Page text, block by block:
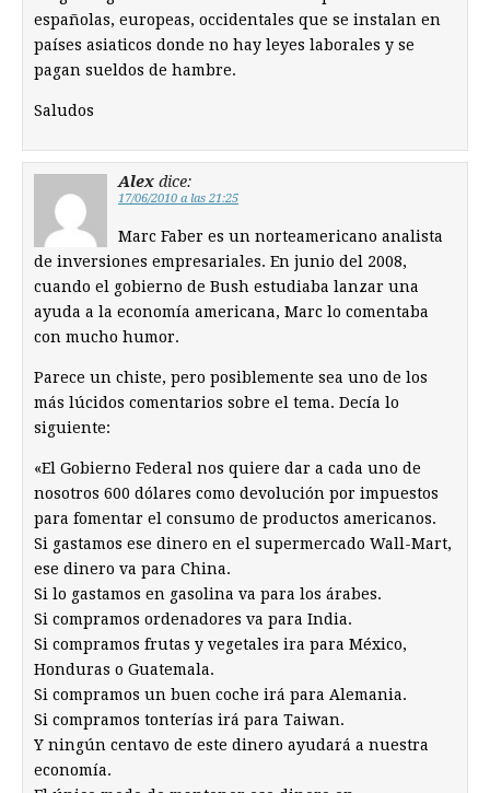
españolas, europeas, occidentales que se instalan en
países asiaticos donde no hay leyes laborales y se
pagan sueldos de hambre.
Saludos
Alex dice:
17/06/2010 a las 21:25
Marc Faber es un norteamericano analista
de inversiones empresariales. En junio del 2008,
cuando el gobierno de Bush estudiaba lanzar una
ayuda a la economía americana, Marc lo comentaba
con mucho humor.
Parece un chiste, pero posiblemente sea uno de los
más lúcidos comentarios sobre el tema. Decía lo
siguiente:
«El Gobierno Federal nos quiere dar a cada uno de
nosotros 600 dólares como devolución por impuestos
para fomentar el consumo de productos americanos.
Si gastamos ese dinero en el supermercado Wall-Mart,
ese dinero va para China.
Si lo gastamos en gasolina va para los árabes.
Si compramos ordenadores va para India.
Si compramos frutas y vegetales ira para México,
Honduras o Guatemala.
Si compramos un buen coche irá para Alemania.
Si compramos tonterías irá para Taiwan.
Y ningún centavo de este dinero ayudará a nuestra
economía.